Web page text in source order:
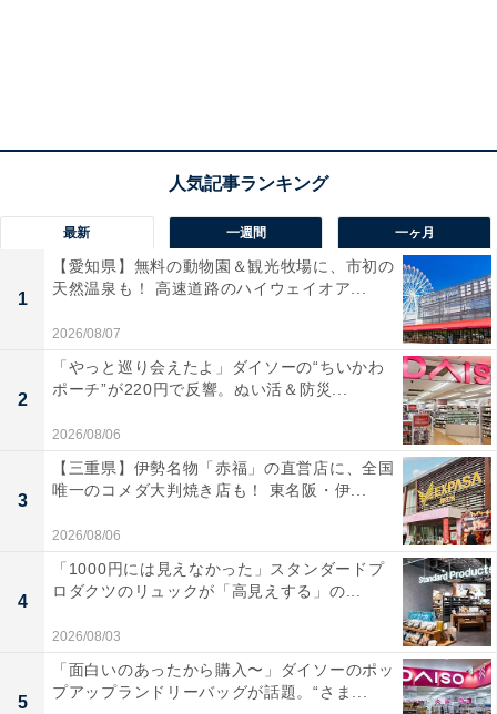
最新 一週間 一ヶ月
1
【愛知県】無料の動物園＆観光牧場に、市初の
天然温泉も！ 高速道路のハイウェイオア...
2026/08/07
2
「やっと巡り会えたよ」ダイソーの“ちいかわ
ポーチ”が220円で反響。ぬい活＆防災...
2026/08/06
3
【三重県】伊勢名物「赤福」の直営店に、全国
唯一のコメダ大判焼き店も！ 東名阪・伊...
2026/08/06
4
「1000円には見えなかった」スタンダードプ
ロダクツのリュックが「高見えする」の...
2026/08/03
5
「面白いのあったから購入〜」ダイソーのポッ
プアップランドリーバッグが話題。“さま...